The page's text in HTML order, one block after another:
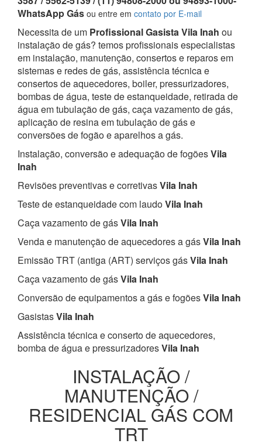
WhatsApp Gás ou entre em contato por E-mail
Necessita de um Profissional Gasista Vila Inah ou
instalação de gás? temos profissionais especialistas
em instalação, manutenção, consertos e reparos em
sistemas e redes de gás, assistência técnica e
consertos de aquecedores, boiler, pressurizadores,
bombas de água, teste de estanqueidade, retirada de
água em tubulação de gás, caça vazamento de gás,
aplicação de resina em tubulação de gás e
conversões de fogão e aparelhos a gás.
Instalação, conversão e adequação de fogõesVila
Inah
Revisões preventivas e corretivasVila Inah
Teste de estanqueidade com laudoVila Inah
Caça vazamento de gásVila Inah
Venda e manutenção de aquecedores a gásVila Inah
Emissão TRT (antiga (ART) serviços gásVila Inah
Caça vazamento de gásVila Inah
Conversão de equipamentos a gás e fogõesVila Inah
GasistasVila Inah
Assistência técnica e conserto de aquecedores,
bomba de água e pressurizadoresVila Inah
INSTALAÇÃO /
MANUTENÇÃO /
RESIDENCIAL GÁS COM
TRT